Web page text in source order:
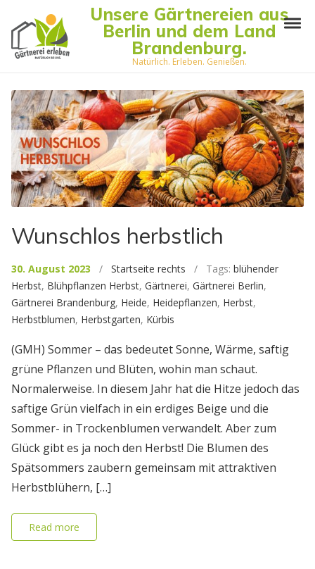
Skip to navigationUnsere Gärtnereien aus
Berlin und dem Land
Brandenburg.
Natürlich. Erleben. Genießen.
Wunschlos herbstlich
30. August 2023 / Startseite rechts / Tags: blühender
Herbst, Blühpflanzen Herbst, Gärtnerei, Gärtnerei Berlin,
Gärtnerei Brandenburg, Heide, Heidepflanzen, Herbst,
Herbstblumen, Herbstgarten, Kürbis
(GMH) Sommer – das bedeutet Sonne, Wärme, saftig
grüne Pflanzen und Blüten, wohin man schaut.
Normalerweise. In diesem Jahr hat die Hitze jedoch das
saftige Grün vielfach in ein erdiges Beige und die
Sommer- in Trockenblumen verwandelt. Aber zum
Glück gibt es ja noch den Herbst! Die Blumen des
Spätsommers zaubern gemeinsam mit attraktiven
Herbstblühern, […]
Read more